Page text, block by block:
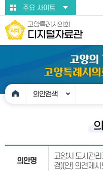
본문바로가기주요 사이트
고양특례시의회
디지털자료관
의안검색
의안명
고양시 도시관
경)(안) 의견제시